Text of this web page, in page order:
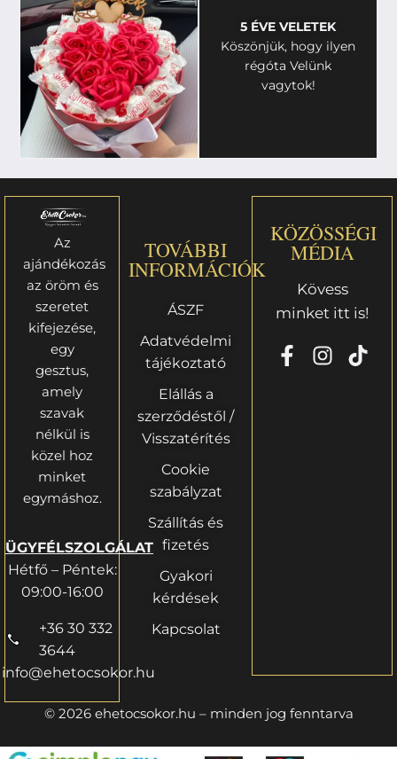
5 ÉVE VELETEK
Köszönjük, hogy ilyen
régóta Velünk
vagytok!
Az
ajándékozás
az öröm és
szeretet
kifejezése,
egy
gesztus,
amely
szavak
nélkül is
közel hoz
minket
egymáshoz.
ÜGYFÉLSZOLGÁLAT
Hétfő – Péntek:
09:00-16:00
+36 30 332
3644
info@ehetocsokor.hu
TOVÁBBI
INFORMÁCIÓK
ÁSZF
Adatvédelmi
tájékoztató
Elállás a
szerződéstől /
Visszatérítés
Cookie
szabályzat
Szállítás és
fizetés
Gyakori
kérdések
Kapcsolat
KÖZÖSSÉGI
MÉDIA
Kövess
minket itt is!
© 2026 ehetocsokor.hu – minden jog fenntarva